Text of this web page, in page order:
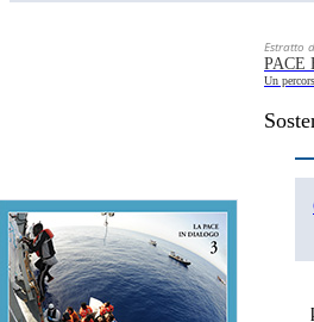
Estratto
PACE
Un